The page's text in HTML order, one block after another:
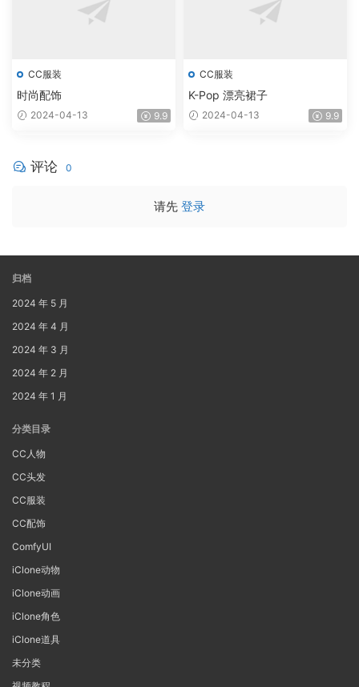
CC服装
时尚配饰
2024-04-13 9.9
CC服装
K-Pop 漂亮裙子
2024-04-13 9.9
评论 0
请先 登录
归档
2024 年 5 月
2024 年 4 月
2024 年 3 月
2024 年 2 月
2024 年 1 月
分类目录
CC人物
CC头发
CC服装
CC配饰
ComfyUI
iClone动物
iClone动画
iClone角色
iClone道具
未分类